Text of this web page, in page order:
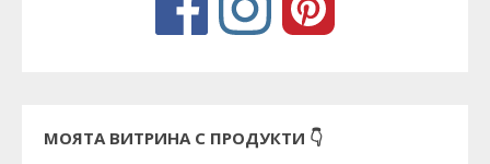
МОЯТА ВИТРИНА С ПРОДУКТИ 👇